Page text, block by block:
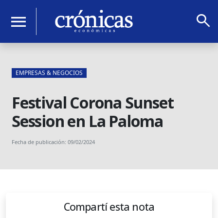
menu search
EMPRESAS & NEGOCIOS
Festival Corona Sunset
Session en La Paloma
Fecha de publicación: 09/02/2024
Compartí esta nota